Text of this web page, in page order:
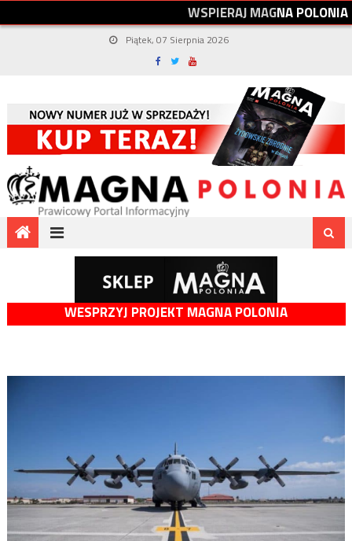
WSPIERAJMAGNAPOLONIA
Piątek, 07 Sierpnia 2026
WESPRZYJ PROJEKT MAGNA POLONIA